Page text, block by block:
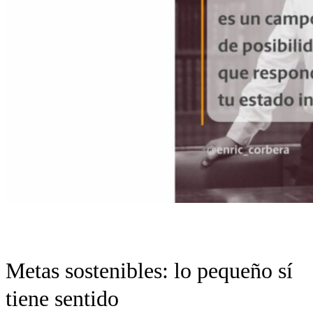
Metas sostenibles: lo pequeño sí
tiene sentido